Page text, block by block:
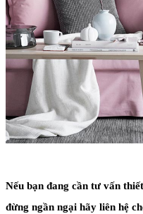
Nếu bạn đang cần tư vấn
đừng ngần ngại hãy liên hệ